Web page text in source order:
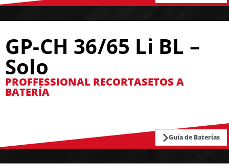
GP-CH 36/65 Li BL –
Solo
PROFFESSIONAL RECORTASETOS A
BATERÍA
Guía de Baterías